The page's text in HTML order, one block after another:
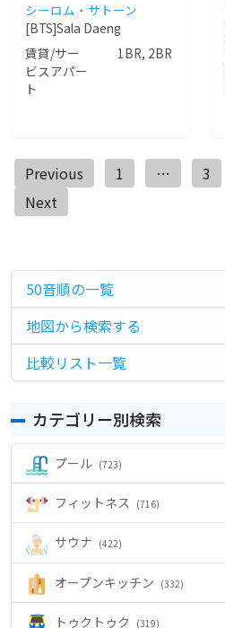
シーロム・サトーン
[BTS]Sala Daeng
賃貸/サー
ビスアパー
ト
1BR, 2BR
投
稿
ゲ
ー
ン
Previous 1 … 3
Next
50音順の一覧
地図から検索する
比較リスト一覧
カテゴリー別検索
プール (723)
フィットネス (716)
サウナ (422)
オープンキッチン (332)
トゥクトゥク (319)